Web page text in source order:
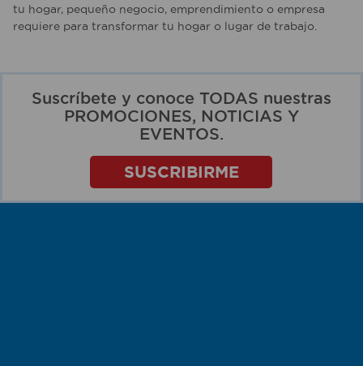
tu hogar, pequeño negocio, emprendimiento o empresa
requiere para transformar tu hogar o lugar de trabajo.
Suscríbete y conoce TODAS nuestras
PROMOCIONES, NOTICIAS Y
EVENTOS.
SUSCRIBIRME